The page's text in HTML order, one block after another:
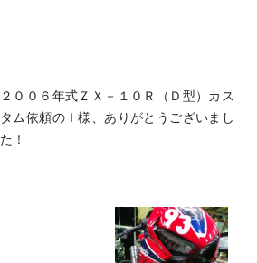
２００６年式ＺＸ－１０Ｒ（Ｄ型）カス
タム依頼のＩ様、ありがとうございまし
た！